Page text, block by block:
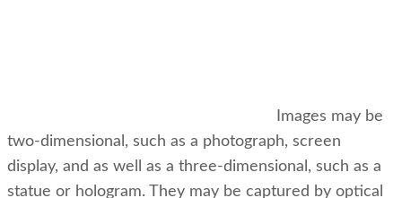
Images may be
two-dimensional, such as a photograph, screen
display, and as well as a three-dimensional, such as a
statue or hologram. They may be captured by optical